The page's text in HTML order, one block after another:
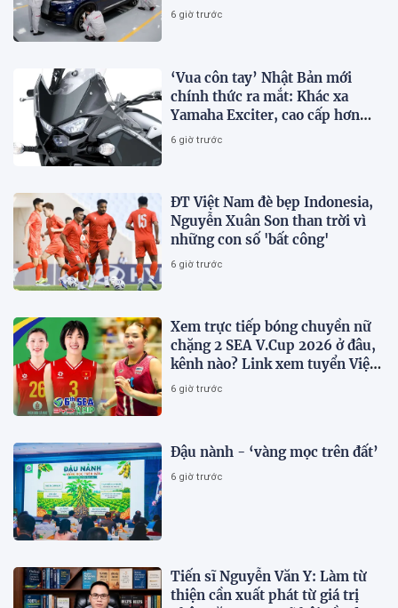
6 giờ trước
‘Vua côn tay’ Nhật Bản mới
chính thức ra mắt: Khác xa
Yamaha Exciter, cao cấp hơn
Honda Winner R, giá rẻ so với
6 giờ trước
ĐT Việt Nam đè bẹp Indonesia,
Nguyễn Xuân Son than trời vì
những con số 'bất công'
6 giờ trước
Xem trực tiếp bóng chuyền nữ
chặng 2 SEA V.Cup 2026 ở đâu,
kênh nào? Link xem tuyển Việt
Nam thi đấu
6 giờ trước
Đậu nành - ‘vàng mọc trên đất’
6 giờ trước
Tiến sĩ Nguyễn Văn Y: Làm từ
thiện cần xuất phát từ giá trị